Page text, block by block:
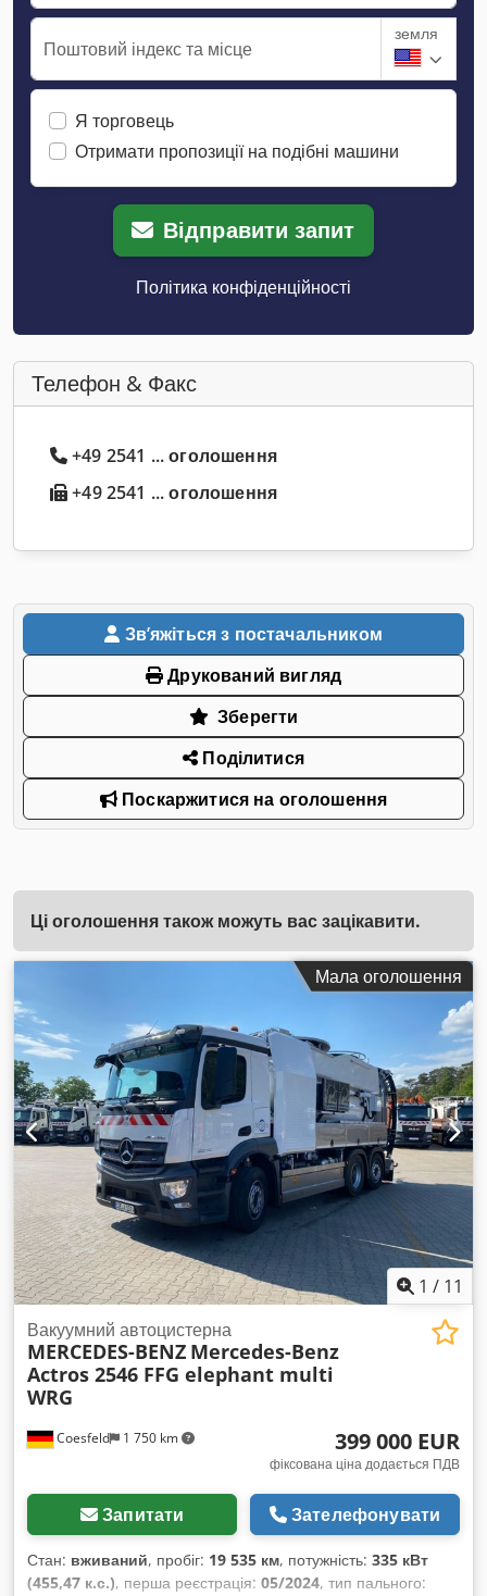
Поштовий індекс та місце
земля
Я торговець
Отримати пропозиції на подібні машини
Відправити запит
Політика конфіденційності
Телефон & Факс
+49 2541 ... оголошення
+49 2541 ... оголошення
Звʼяжіться з постачальником
Друкований вигляд
Зберегти
Поділитися
Поскаржитися на оголошення
Ці оголошення також можуть вас зацікавити.
Мала оголошення
1 / 11
Coesfeld 1 750 km
Вакуумний автоцистерна
MERCEDES-BENZ Mercedes-Benz
Actros 2546 FFG elephant multi
WRG
399 000 EUR
фіксована ціна додається ПДВ
Запитати Зателефонувати
Стан: вживаний, пробіг: 19 535 км, потужність: 335 кВт
(455,47 к.с.), перша реєстрація: 05/2024, тип пального: